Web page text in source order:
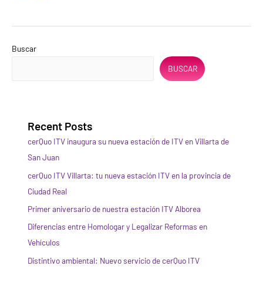
Buscar
BUSCAR
Recent Posts
cerQuo ITV inaugura su nueva estación de ITV en Villarta de
San Juan
cerQuo ITV Villarta: tu nueva estación ITV en la provincia de
Ciudad Real
Primer aniversario de nuestra estación ITV Alborea
Diferencias entre Homologar y Legalizar Reformas en
Vehículos
Distintivo ambiental: Nuevo servicio de cerQuo ITV